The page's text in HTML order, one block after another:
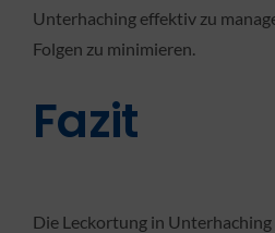
Unterhaching effektiv zu
Folgen zu minimieren.
Fazit
Die Leckortung in